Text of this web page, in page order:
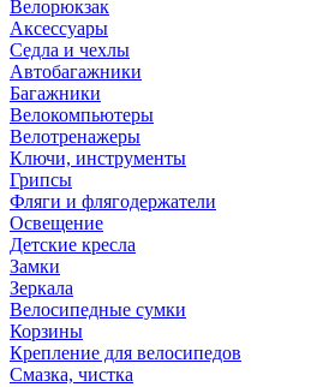
Велорюкзак
Аксессуары
Седла и чехлы
Автобагажники
Багажники
Велокомпьютеры
Велотренажеры
Ключи, инструменты
Грипсы
Фляги и флягодержатели
Освещение
Детские кресла
Замки
Зеркала
Велосипедные сумки
Корзины
Крепление для велосипедов
Смазка, чистка